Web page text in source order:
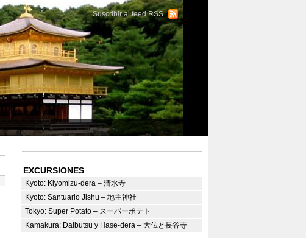
Suscribir al feed RSS
EXCURSIONES
Kyoto: Kiyomizu-dera – 清水寺
Kyoto: Santuario Jishu – 地主神社
Tokyo: Super Potato – スーパーポテト
Kamakura: Daibutsu y Hase-dera – 大仏と長谷寺